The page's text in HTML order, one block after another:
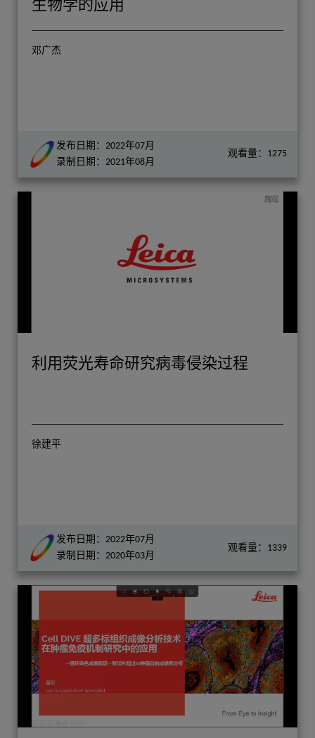
生物学的应用
邓广杰
发布日期：2022年07月
录制日期：2021年08月
观看量：1275
利用荧光寿命研究病毒侵染过程
徐建平
发布日期：2022年07月
录制日期：2020年03月
观看量：1339